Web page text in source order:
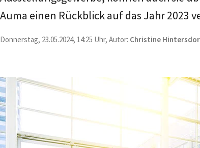
Auma einen Rückblick auf das Jahr 2023
Donnerstag, 23.05.2024, 14:25 Uhr, Autor: Christine